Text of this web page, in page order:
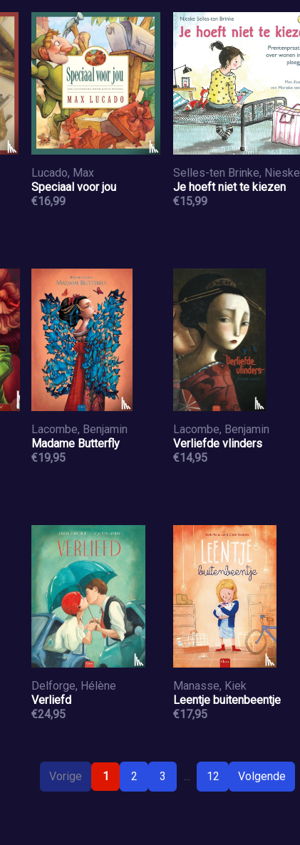
Lucado, Max
Speciaal voor jou
€16,99
Selles-ten Brinke, Nieske
Je hoeft niet te kiezen
€15,99
Lacombe, Benjamin
Madame Butterfly
€19,95
Lacombe, Benjamin
Verliefde vlinders
€14,95
Delforge, Hélène
Verliefd
€24,95
Manasse, Kiek
Leentje buitenbeentje
€17,95
Vorige 1 2 3 ... 12 Volgende